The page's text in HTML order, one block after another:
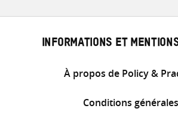
INFORMATIONS ET
À propos de Policy &
Conditions générales